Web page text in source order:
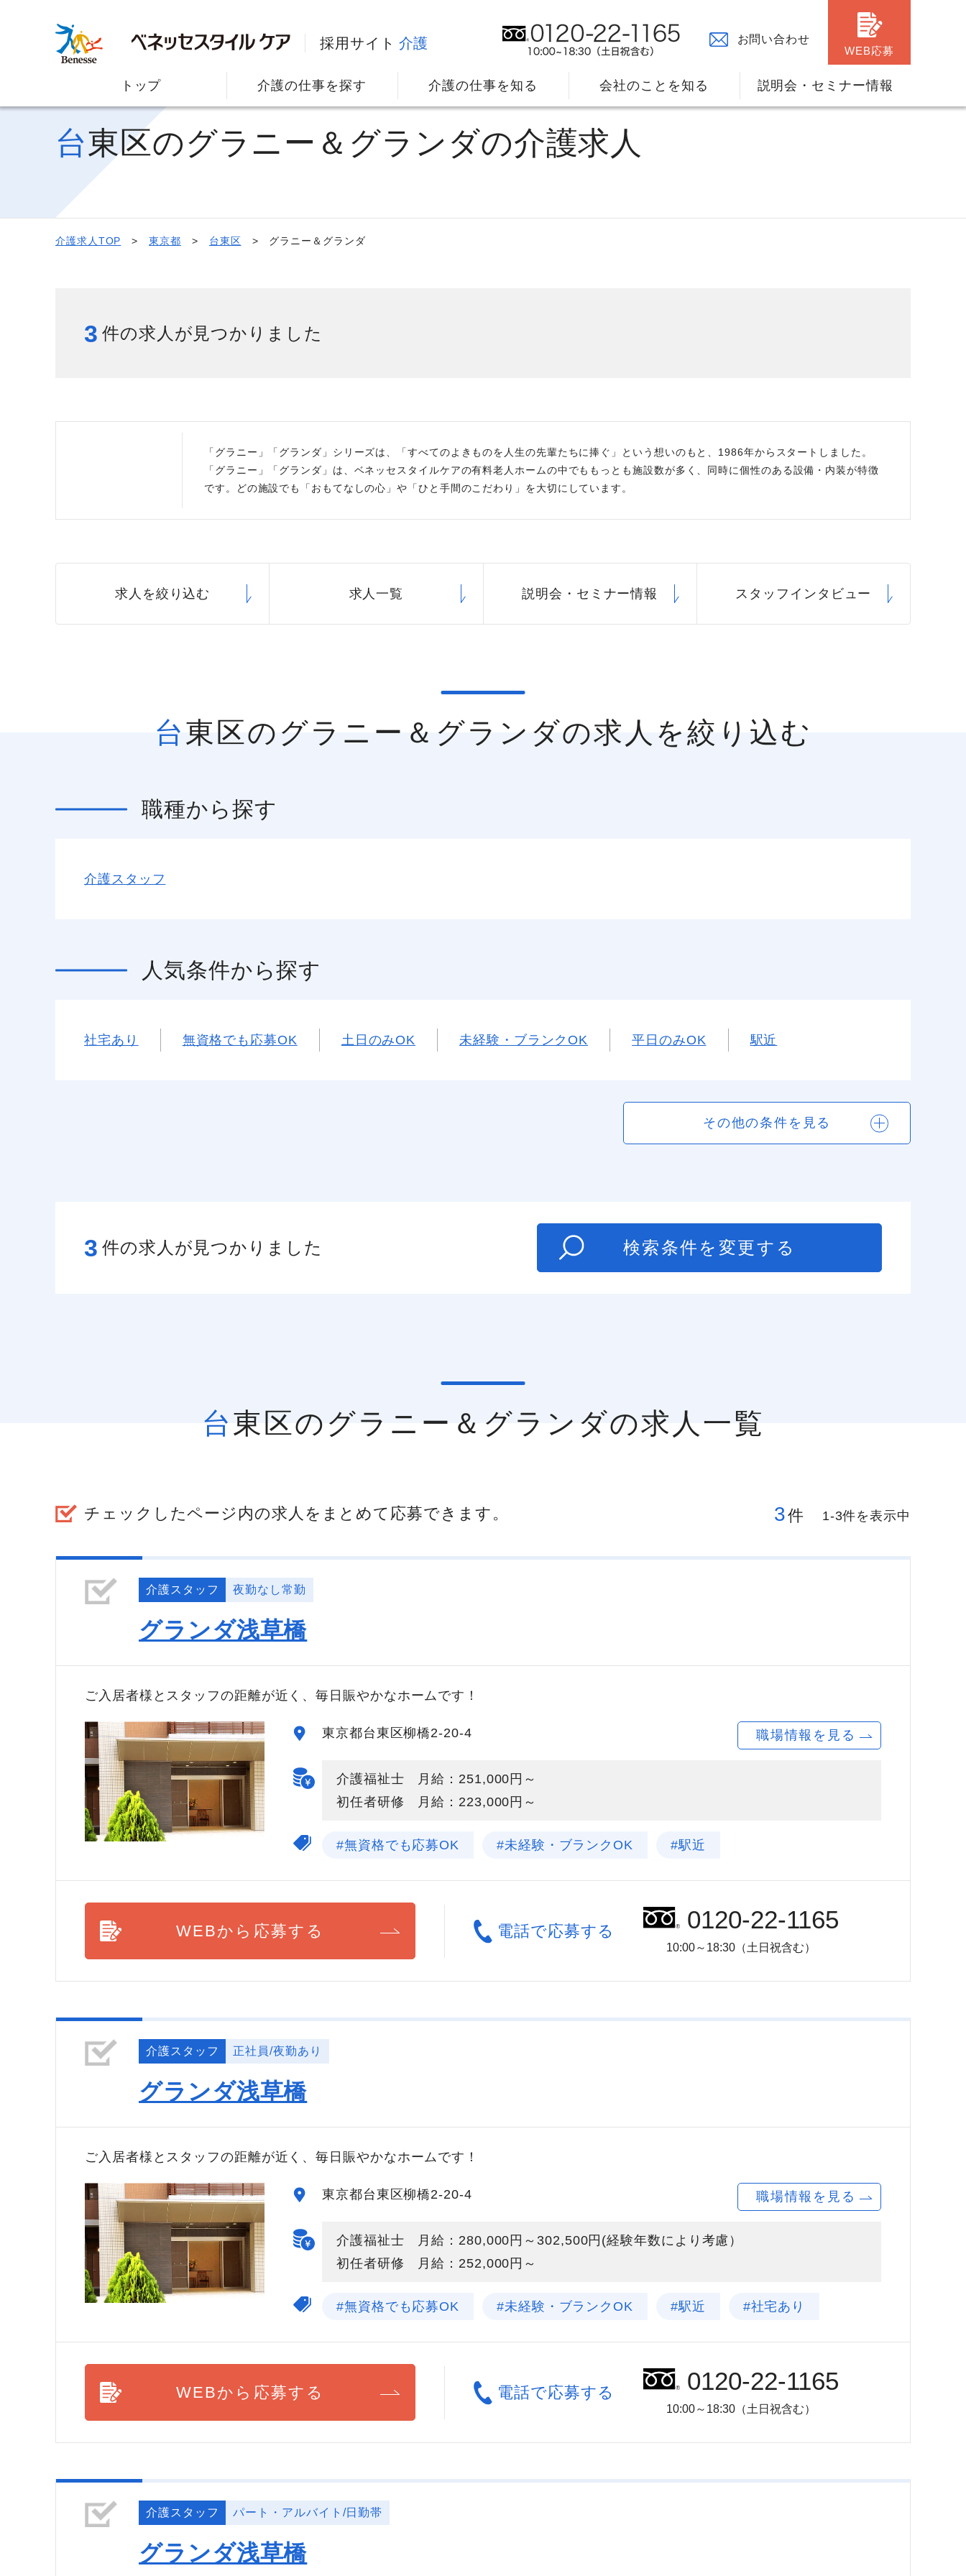
採用サイト 介護
お問い合わせ
WEB応募
トップ 介護の仕事を探す 介護の仕事を知る
給与制度 資格取得サポート制度 福利厚生
会社のことを知る
スタッフインタビュー 社員主役のプロジェクト 職場データ
説明会・セミナー情報
台東区のグラニー＆グランダの介護求人
介護求人TOP 東京都 台東区 グラニー＆グランダ
3 件の求人が見つかりました
「グラニー」「グランダ」シリーズは、「すべてのよきものを人生の先輩たちに捧ぐ」という想いのもと、1986年からスタートしました。
「グラニー」「グランダ」は、ベネッセスタイルケアの有料老人ホームの中でももっとも施設数が多く、同時に個性のある設備・内装が特徴
です。どの施設でも「おもてなしの心」や「ひと手間のこだわり」を大切にしています。
求人を絞り込む 求人一覧 説明会・ セミナー情報 スタッフ インタビュー
台東区のグラニー＆グランダの求人を絞り込む
職種から探す
介護スタッフ
人気条件から探す
社宅あり 無資格でも応募OK 土日のみOK 未経験・ブランクOK 平日のみOK 駅近
その他の条件を見る
3 件の求人が見つかりました 検索条件を変更する
台東区のグラニー＆グランダの求人一覧
チェックしたページ内の求人をまとめて応募できます。 3件 1-3件を表示中
介護スタッフ 夜勤なし常勤
グランダ浅草橋
ご入居者様とスタッフの距離が近く、毎日賑やかなホームです！
東京都台東区柳橋2-20-4 職場情報を見る
介護福祉士 月給：251,000円～
初任者研修 月給：223,000円～
#無資格でも応募OK #未経験・ブランクOK #駅近
WEBから応募する 電話で応募する 0120-22-1165
10:00～18:30（土日祝含む）
介護スタッフ 正社員/夜勤あり
グランダ浅草橋
ご入居者様とスタッフの距離が近く、毎日賑やかなホームです！
東京都台東区柳橋2-20-4 職場情報を見る
介護福祉士 月給：280,000円～302,500円(経験年数により考慮）
初任者研修 月給：252,000円～
#無資格でも応募OK #未経験・ブランクOK #駅近 #社宅あり
WEBから応募する 電話で応募する 0120-22-1165
10:00～18:30（土日祝含む）
介護スタッフ パート・アルバイト/日勤帯
グランダ浅草橋